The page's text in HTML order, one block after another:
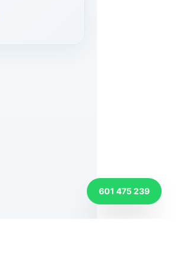
601 475 239